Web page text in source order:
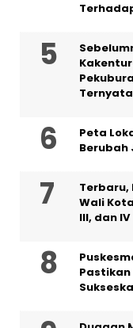
Peta
Berubah
‎Terbaru,
Wali
III, dan IV ‎
Pastikan